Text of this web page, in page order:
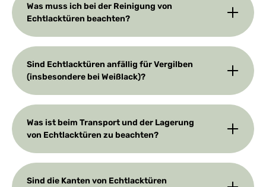
Was muss ich bei der Reinigung von
Echtlacktüren beachten?
Sind Echtlacktüren anfällig für Vergilben
(insbesondere bei Weißlack)?
Was ist beim Transport und der Lagerung
von Echtlacktüren zu beachten?
Sind die Kanten von Echtlacktüren